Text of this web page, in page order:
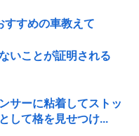
すすめの車教えて
いことが証明される
サーに粘着してストッ
して格を見せつけ...